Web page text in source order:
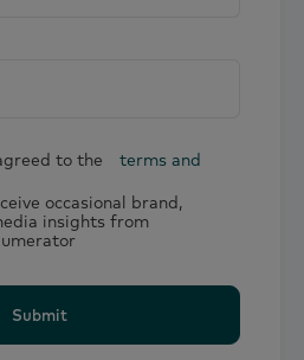
to the
terms and
occasional brand,
insights from
Submit